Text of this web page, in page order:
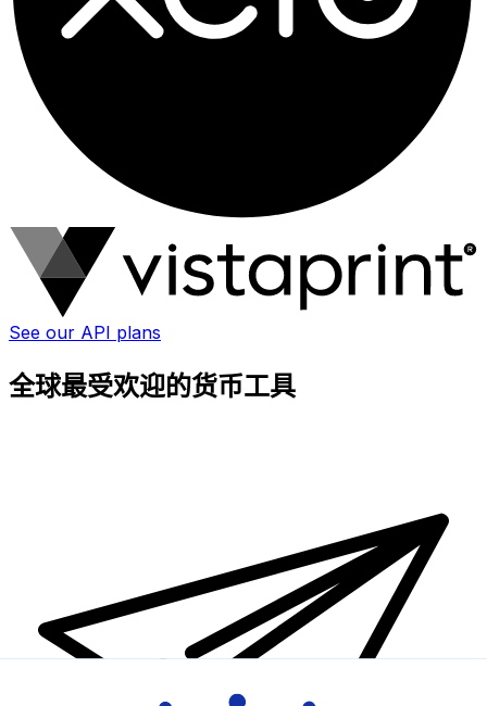
See our API plans
全球最受欢迎的货币工具